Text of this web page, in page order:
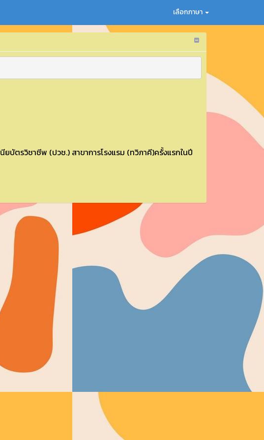
เลือกภาษา
บัตรวิชาชีพ (ปวช.) สาขาการโรงแรม (ทวิภาคี)ครั้งแรกในปี